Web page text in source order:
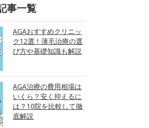
事一覧
AGAおすすめクリニッ
ク12選！薄毛治療の選
び方や基礎知識も解説
AGA治療の費用相場は
いくら？安く抑えるに
は？10院を比較して徹
底解説